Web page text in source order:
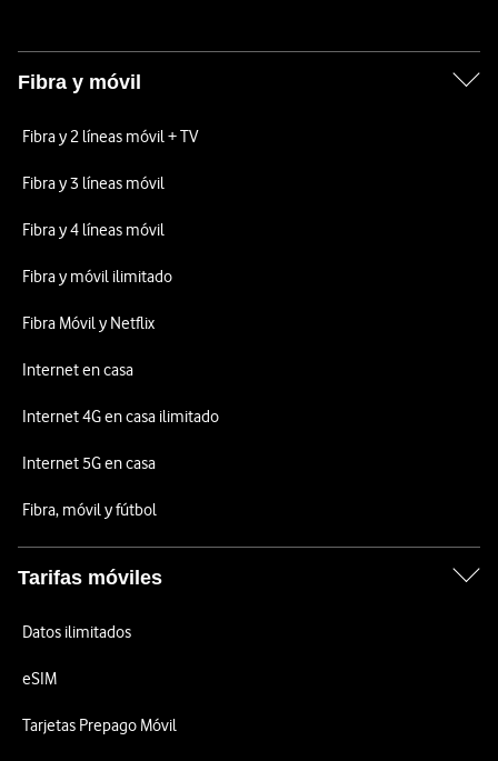
Fibra y móvil
Fibra y 2 líneas móvil + TV
Fibra y 3 líneas móvil
Fibra y 4 líneas móvil
Fibra y móvil ilimitado
Fibra Móvil y Netflix
Internet en casa
Internet 4G en casa ilimitado
Internet 5G en casa
Fibra, móvil y fútbol
Tarifas móviles
Datos ilimitados
eSIM
Tarjetas Prepago Móvil